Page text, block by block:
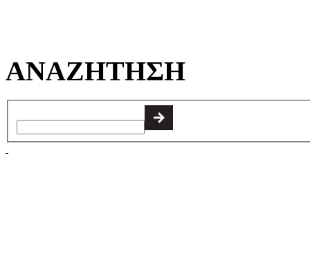
ΑΝΑΖΗΤΗΣΗ